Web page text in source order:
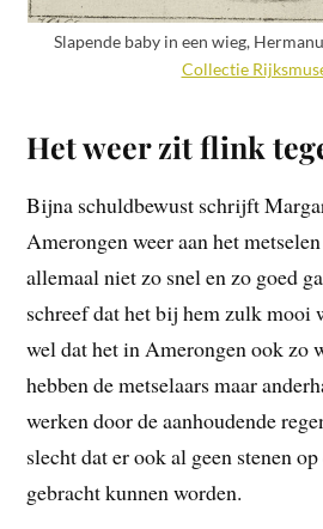
Slapende baby in een wieg,
Collectie
Het weer zit flink
Bijna schuldbewust schrijft
Amerongen weer aan het
allemaal niet zo snel en zo goed
schreef dat het bij hem zulk mooi
wel dat het in Amerongen ook zo
hebben de metselaars maar
werken door de aanhoudende
slecht dat er ook al geen stenen
gebracht kunnen worden.